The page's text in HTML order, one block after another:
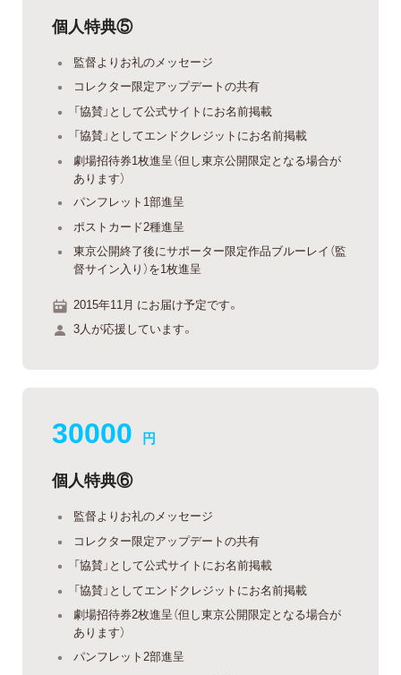
個人特典⑤
監督よりお礼のメッセージ
コレクター限定アップデートの共有
「協賛」として公式サイトにお名前掲載
「協賛」としてエンドクレジットにお名前掲載
劇場招待券1枚進呈（但し東京公開限定となる場合が
あります）
パンフレット1部進呈
ポストカード2種進呈
東京公開終了後にサポーター限定作品ブルーレイ（監
督サイン入り）を1枚進呈
2015年11月 にお届け予定です。
3人が応援しています。
30000 円
個人特典⑥
監督よりお礼のメッセージ
コレクター限定アップデートの共有
「協賛」として公式サイトにお名前掲載
「協賛」としてエンドクレジットにお名前掲載
劇場招待券2枚進呈（但し東京公開限定となる場合が
あります）
パンフレット2部進呈